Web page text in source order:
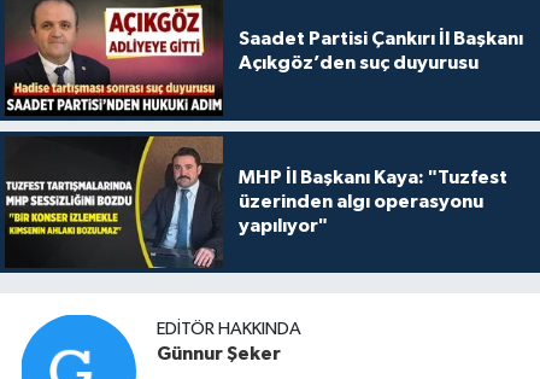
Saadet Partisi Çankırı İl Başkanı
Açıkgöz’den suç duyurusu
MHP İl Başkanı Kaya: "Tuzfest
üzerinden algı operasyonu
yapılıyor"
EDITÖR HAKKINDA
Günnur Şeker